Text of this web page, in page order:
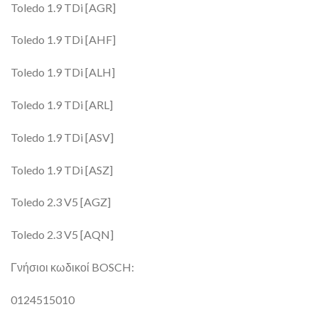
Toledo 1.9 TDi [AGR]
Toledo 1.9 TDi [AHF]
Toledo 1.9 TDi [ALH]
Toledo 1.9 TDi [ARL]
Toledo 1.9 TDi [ASV]
Toledo 1.9 TDi [ASZ]
Toledo 2.3 V5 [AGZ]
Toledo 2.3 V5 [AQN]
Γνήσιοι κωδικοί BOSCH:
0124515010